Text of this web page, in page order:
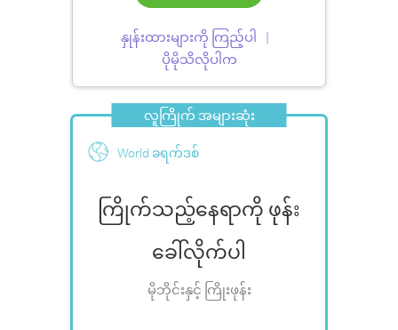
နှုန်းထားများကို ကြည့်ပါ
ပိုမိုသိလိုပါက
လူကြိုက် အများဆုံး
World ခရက်ဒစ်
ကြိုက်သည့်နေရာကို ဖုန်း
ခေါ်လိုက်ပါ
မိုဘိုင်းနှင့် ကြိုးဖုန်း